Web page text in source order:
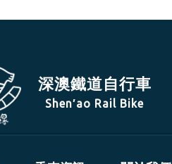
深澳鐵道自行車
Shen′ao Rail Bike